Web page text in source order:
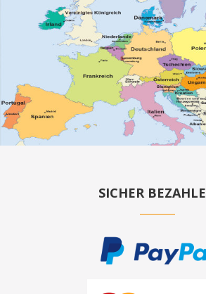
SICHER